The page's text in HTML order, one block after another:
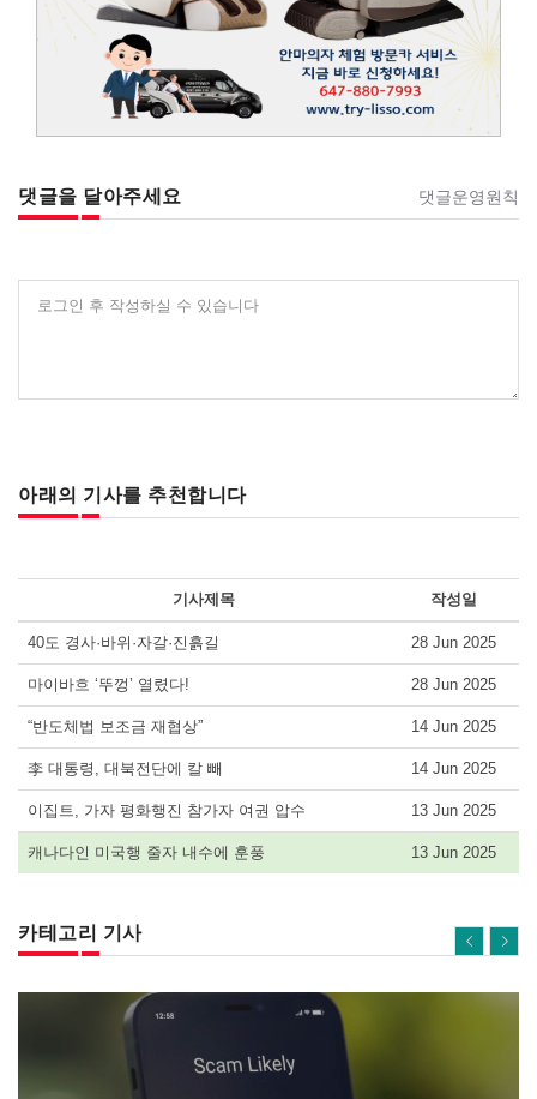
댓글을 달아주세요 댓글운영원칙
로그인 후 작성하실 수 있습니다
아래의 기사를 추천합니다
기사제목 작성일
40도 경사·바위·자갈·진흙길 28 Jun 2025
마이바흐 ‘뚜껑’ 열렸다! 28 Jun 2025
“반도체법 보조금 재협상” 14 Jun 2025
李 대통령, 대북전단에 칼 빼 14 Jun 2025
이집트, 가자 평화행진 참가자 여권 압수 13 Jun 2025
캐나다인 미국행 줄자 내수에 훈풍 13 Jun 2025
카테고리 기사